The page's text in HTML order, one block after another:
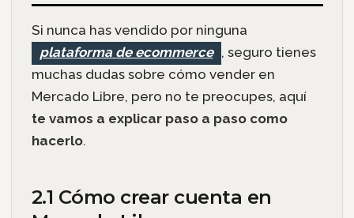
Si nunca has vendido por ninguna
plataforma de ecommerce , seguro tienes
muchas dudas sobre cómo vender en
Mercado Libre, pero no te preocupes, aquí
te vamos a explicar paso a paso como
hacerlo.
2.1 Cómo crear cuenta en